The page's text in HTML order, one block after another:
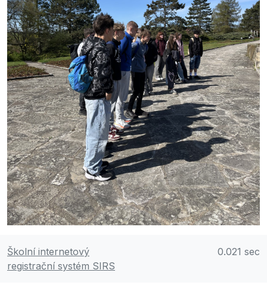
Školní internetový
registrační systém SIRS
0.021 sec